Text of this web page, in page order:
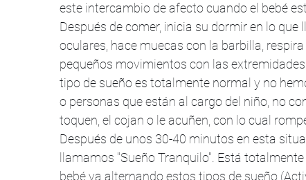
este intercambio de afecto cuando el bebé
Después de comer, inicia su dormir en lo
oculares, hace muecas con la barbilla,
pequeños movimientos con las
tipo de sueño es totalmente normal y no
o personas que están al cargo del niño, no
toquen, el cojan o le acuñen, con lo cual
Después de unos 30-40 minutos en esta
llamamos "Sueño Tranquilo". Está
bebé va alternando estos tipos de sueño